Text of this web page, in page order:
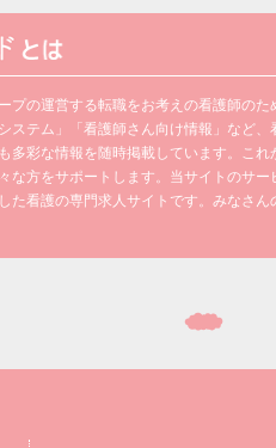
プの運営する転職をお考えの看護師の
ステム」「看護師さん向け情報」など
多彩な情報を随時掲載しています。こ
な方をサポートします。当サイトのサ
た看護の専門求人サイトです。みなさ